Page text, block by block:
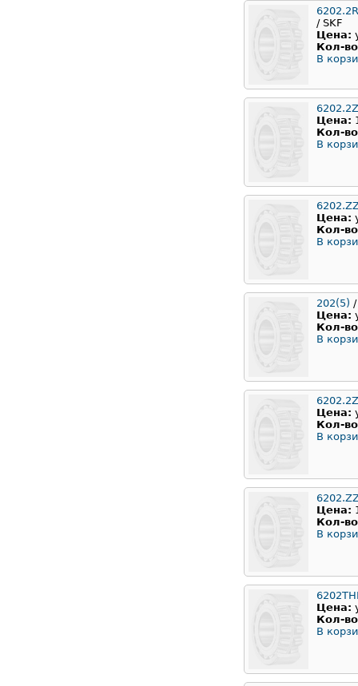
/ SKF
Цена:
Кол-
В
Цена:
Кол-
В
Цена:
Кол-
В
202(5)
Цена:
Кол-
В
Цена:
Кол-
В
Цена:
Кол-
В
Цена:
Кол-
В